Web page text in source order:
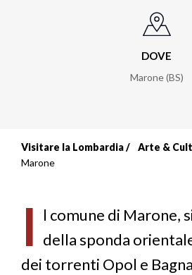
DOVE
Marone (BS)
Briciole
pane
Visitare la Lombardia Arte &
Marone
I l comune di Marone,
della sponda
dei torrenti Opol e